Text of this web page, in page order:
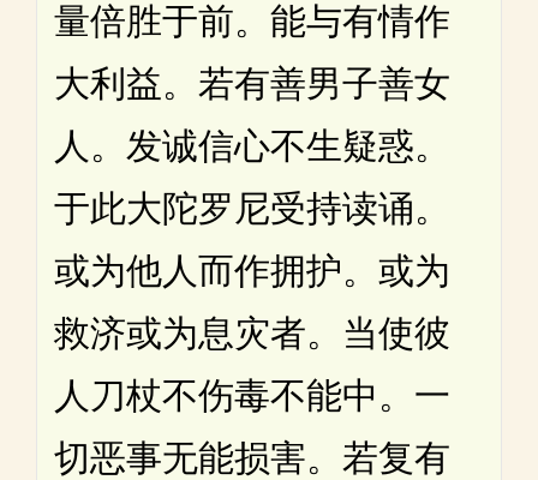
量倍胜于前。能与有情作
大利益。若有善男子善女
人。发诚信心不生疑惑。
于此大陀罗尼受持读诵。
或为他人而作拥护。或为
救济或为息灾者。当使彼
人刀杖不伤毒不能中。一
切恶事无能损害。若复有